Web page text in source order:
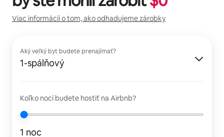
Viac informácií o tom, ako odhadujeme zárobky
Aký veľký byt budete prenajímať?
1-spálňový
Koľko nocí budete hostiť na Airbnb?
1 noc